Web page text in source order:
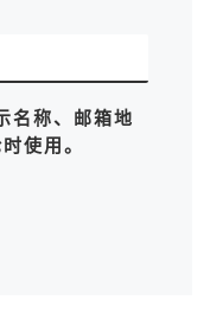
名称、邮箱地
使用。